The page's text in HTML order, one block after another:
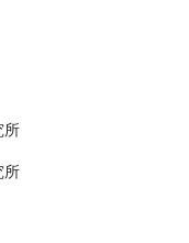
所
所